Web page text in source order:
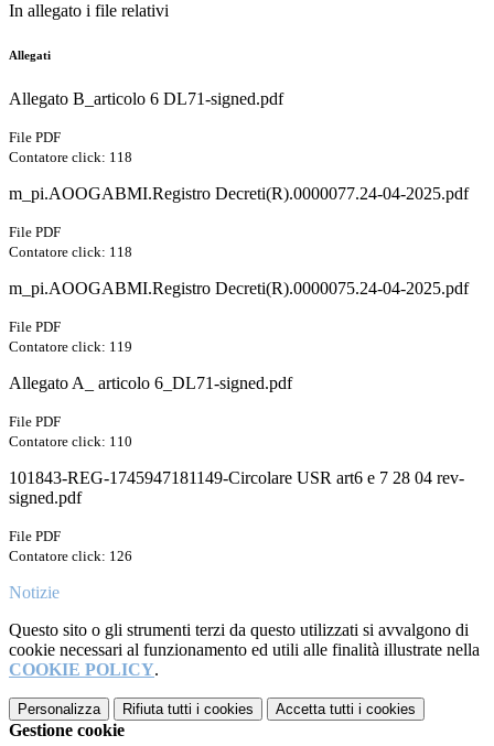
In allegato i file relativi
Allegati
Allegato B_articolo 6 DL71-signed.pdf
File PDF
Contatore click: 118
m_pi.AOOGABMI.Registro Decreti(R).0000077.24-04-2025.pdf
File PDF
Contatore click: 118
m_pi.AOOGABMI.Registro Decreti(R).0000075.24-04-2025.pdf
File PDF
Contatore click: 119
Allegato A_ articolo 6_DL71-signed.pdf
File PDF
Contatore click: 110
101843-REG-1745947181149-Circolare USR art6 e 7 28 04 rev-
signed.pdf
File PDF
Contatore click: 126
Notizie
Questo sito o gli strumenti terzi da questo utilizzati si avvalgono di
cookie necessari al funzionamento ed utili alle finalità illustrate nella
COOKIE POLICY.
Personalizza Rifiuta tutti i cookies Accetta tutti i cookies
Gestione cookie